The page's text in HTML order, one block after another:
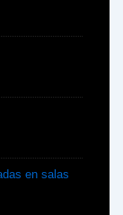
en salas